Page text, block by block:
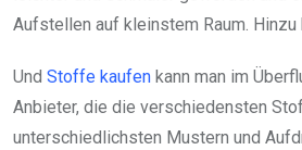
Aufstellen auf kleinstem Raum.
Und Stoffe kaufen kann man im
Anbieter, die die verschiedensten
unterschiedlichsten Mustern und